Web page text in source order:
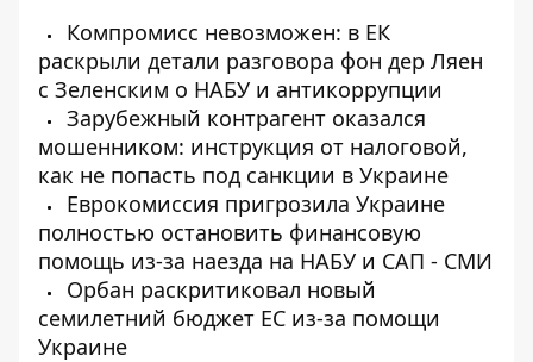
Компромисс невозможен: в ЕК
раскрыли детали разговора фон дер Ляен
с Зеленским о НАБУ и антикоррупции
Зарубежный контрагент оказался
мошенником: инструкция от налоговой,
как не попасть под санкции в Украине
Еврокомиссия пригрозила Украине
полностью остановить финансовую
помощь из-за наезда на НАБУ и САП - СМИ
Орбан раскритиковал новый
семилетний бюджет ЕС из-за помощи
Украине